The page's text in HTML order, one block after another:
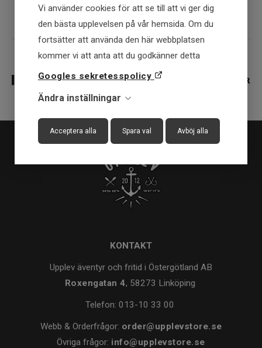
Vi använder cookies för att se till att vi ger dig
den bästa upplevelsen på vår hemsida. Om du
fortsätter att använda den här webbplatsen
kommer vi att anta att du godkänner detta
Googles sekretesspolicy
Ändra inställningar
Acceptera alla Spara val Avböj alla
KONTAKT
Upplev äventyr och fritid i Östergötland AB
Roxengatan 4, 58273 Linköping
Telefon: 013-10 33 00
Webb & Orderfrågor: order@upplevstore.se
Övriga frågor: info@upplevstore.se